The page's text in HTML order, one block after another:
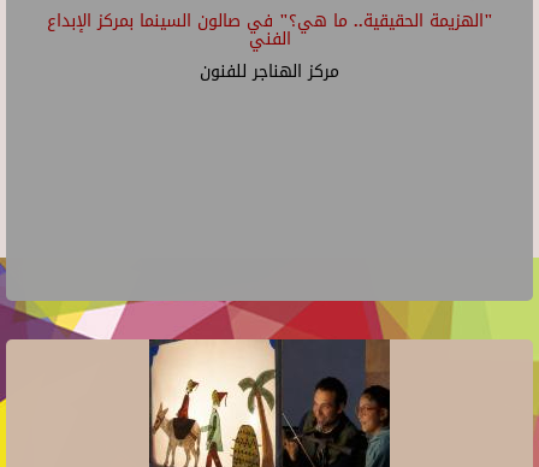
"الهزيمة الحقيقية.. ما هي؟" في صالون السينما بمركز الإبداع
الفني
مركز الهناجر للفنون